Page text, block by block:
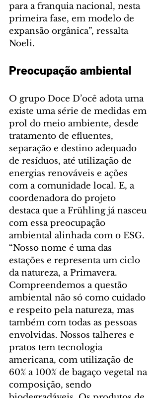
para a franquia nacional, nesta
primeira fase, em modelo de
expansão orgânica”, ressalta
Noeli.
Preocupação ambiental
O grupo Doce D’ocê adota uma
existe uma série de medidas em
prol do meio ambiente, desde
tratamento de efluentes,
separação e destino adequado
de resíduos, até utilização de
energias renováveis e ações
com a comunidade local. E, a
coordenadora do projeto
destaca que a Frühling já nasceu
com essa preocupação
ambiental alinhada com o ESG.
“Nosso nome é uma das
estações e representa um ciclo
da natureza, a Primavera.
Compreendemos a questão
ambiental não só como cuidado
e respeito pela natureza, mas
também com todas as pessoas
envolvidas. Nossos talheres e
pratos tem tecnologia
americana, com utilização de
60% a 100% de bagaço vegetal na
composição, sendo